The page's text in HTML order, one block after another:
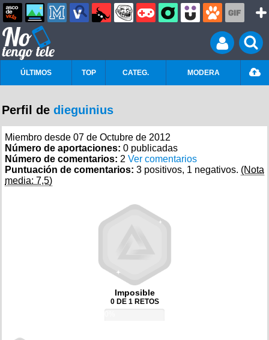
ÚLTIMOS TOP CATEG. MODERA
Perfil de dieguinius
Miembro desde 07 de Octubre de 2012
Número de aportaciones: 0 publicadas
Número de comentarios: 2 Ver comentarios
Puntuación de comentarios: 3 positivos, 1 negativos. (Nota
media: 7,5)
Imposible
0 DE 1 RETOS